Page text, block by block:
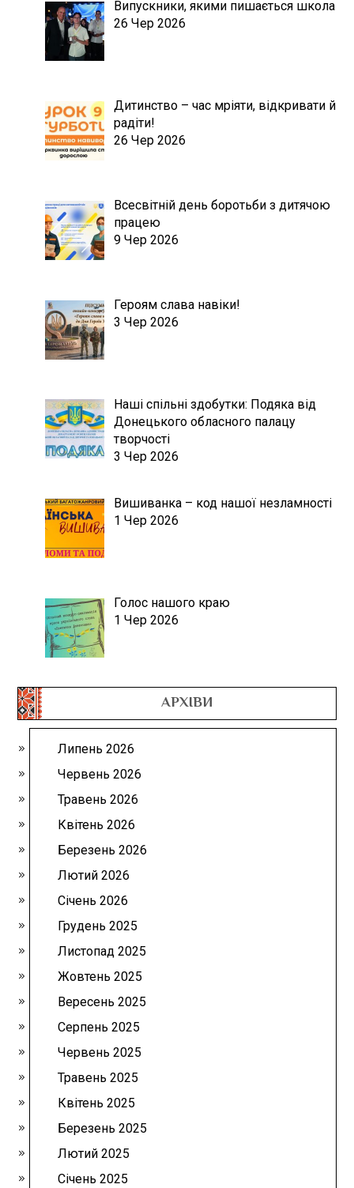
Випускники, якими пишається школа
26 Чер 2026
Дитинство – час мріяти, відкривати й
радіти!
26 Чер 2026
Всесвітній день боротьби з дитячою
працею
9 Чер 2026
Героям слава навіки!
3 Чер 2026
Наші спільні здобутки: Подяка від
Донецького обласного палацу
творчості
3 Чер 2026
Вишиванка – код нашої незламності
1 Чер 2026
Голос нашого краю
1 Чер 2026
АРХІВИ
Липень 2026
Червень 2026
Травень 2026
Квітень 2026
Березень 2026
Лютий 2026
Січень 2026
Грудень 2025
Листопад 2025
Жовтень 2025
Вересень 2025
Серпень 2025
Червень 2025
Травень 2025
Квітень 2025
Березень 2025
Лютий 2025
Січень 2025